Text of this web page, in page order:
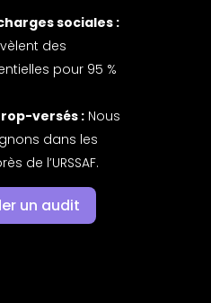
sociales :
des
pour 95 %
versés :Nous
dans les
de l’URSSAF.
un audit